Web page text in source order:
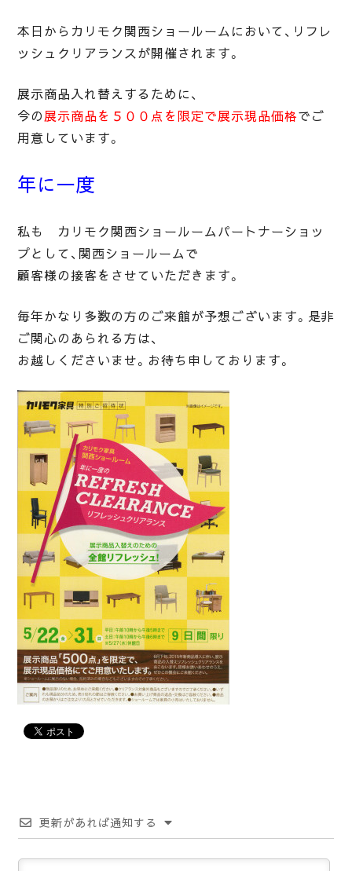
本日からカリモク関西ショールームにおいて、リフレ
ッシュクリアランスが開催されます。
展示商品入れ替えするために、
今の展示商品を５００点を限定で展示現品価格でご
用意しています。
年に一度
私も カリモク関西ショールームパートナーショッ
プとして、関西ショールームで
顧客様の接客をさせていただきます。
毎年かなり多数の方のご来館が予想ございます。是非
ご関心のあられる方は、
お越しくださいませ。お待ち申しております。
更新があれば通知する